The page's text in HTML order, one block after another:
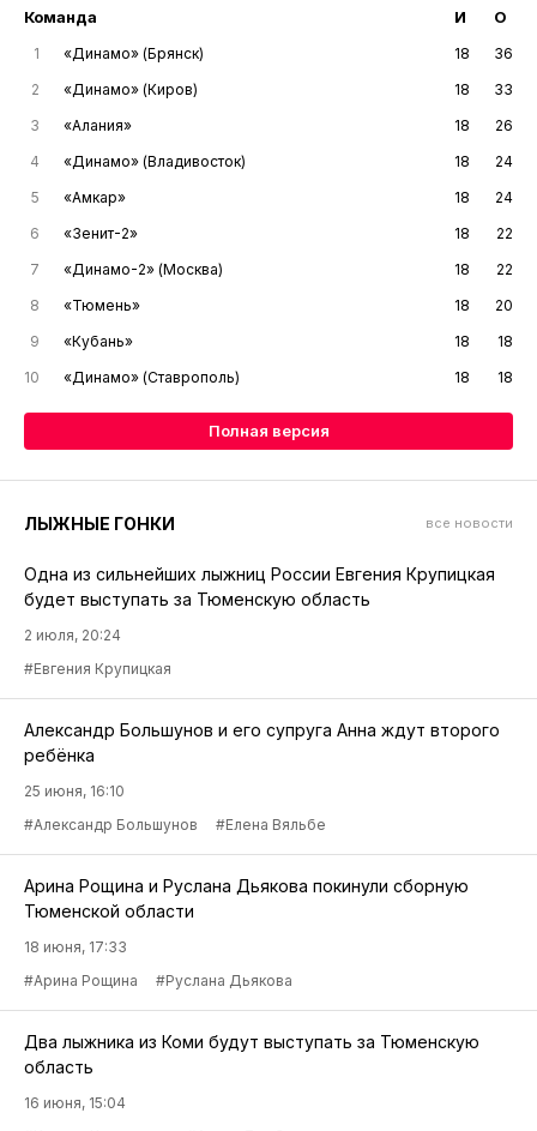
Команда И О
1 «Динамо» (Брянск) 18
36
2
«Динамо» (Киров) 18
33
3
«Алания» 18
26
4
«Динамо» (Владивосток) 18
24
5
«Амкар» 18
24
6
«Зенит-2» 18
22
7
«Динамо-2» (Москва) 18
22
8
«Тюмень» 18
20
9
«Кубань» 18
18
10
«Динамо» (Ставрополь) 18 18
Полная версия
ЛЫЖНЫЕ ГОНКИ все новости
Одна из сильнейших лыжниц России Евгения Крупицкая
будет выступать за Тюменскую область
2 июля, 20:24
#Евгения Крупицкая
Александр Большунов и его супруга Анна ждут второго
ребёнка
25 июня, 16:10
#Александр Большунов
#Елена Вяльбе
Арина Рощина и Руслана Дьякова покинули сборную
Тюменской области
18 июня, 17:33
#Арина Рощина
#Руслана Дьякова
Два лыжника из Коми будут выступать за Тюменскую
область
16 июня, 15:04